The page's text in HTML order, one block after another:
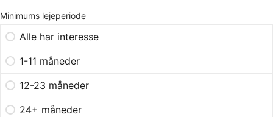
Minimums lejeperiode
Alle har interesse
1-11 måneder
12-23 måneder
24+ måneder